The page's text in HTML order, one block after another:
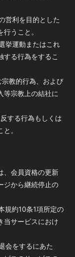
営利を目的とした
うこと。
挙運動またはこれ
する行為をするこ
教的行為、および
等宗教上の結社に
する行為もしくは
。
、会員資格の更新
ジから継続停止の
規約10条1項所定の
当サービスにおけ
会をするにあた